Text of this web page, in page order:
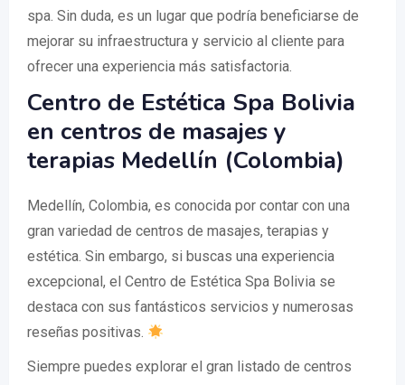
spa. Sin duda, es un lugar que podría beneficiarse de
mejorar su infraestructura y servicio al cliente para
ofrecer una experiencia más satisfactoria.
Centro de Estética Spa Bolivia
en centros de masajes y
terapias Medellín (Colombia)
Medellín, Colombia, es conocida por contar con una
gran variedad de centros de masajes, terapias y
estética. Sin embargo, si buscas una experiencia
excepcional, el Centro de Estética Spa Bolivia se
destaca con sus fantásticos servicios y numerosas
reseñas positivas.
Siempre puedes explorar el gran listado de centros